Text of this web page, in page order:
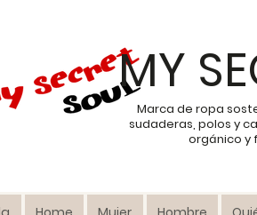
MY
Marca de ropa
sudaderas, polos y
orgánico y